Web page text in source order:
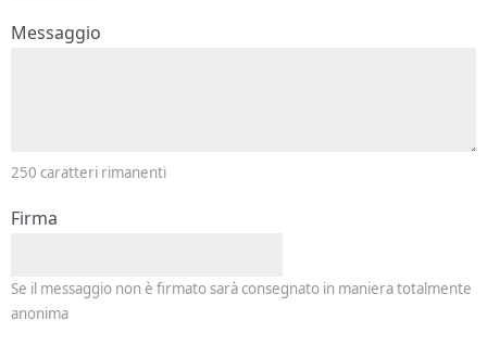
Messaggio e firma
Messaggio
250 caratteri rimanenti
Firma
Se il messaggio non è firmato sarà consegnato in maniera totalmente
anonima